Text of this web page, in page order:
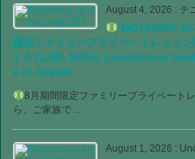
August 4, 2026 : テ
MOTENNIS
限定ファミリープライベートレッスン
Y & CLUB, NASU: Limited-time
e in August
8月期間限定ファミリープライベート
ら、ご家族で ...
August 1, 2026 :